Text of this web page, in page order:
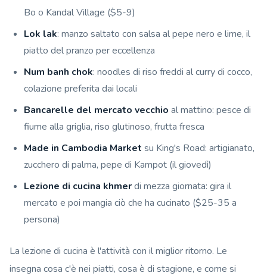
Bo o Kandal Village ($5-9)
Lok lak: manzo saltato con salsa al pepe nero e lime, il
piatto del pranzo per eccellenza
Num banh chok: noodles di riso freddi al curry di cocco,
colazione preferita dai locali
Bancarelle del mercato vecchio al mattino: pesce di
fiume alla griglia, riso glutinoso, frutta fresca
Made in Cambodia Market su King's Road: artigianato,
zucchero di palma, pepe di Kampot (il giovedì)
Lezione di cucina khmerdi mezza giornata: gira il
mercato e poi mangia ciò che ha cucinato ($25-35 a
persona)
La lezione di cucina è l'attività con il miglior ritorno. Le
insegna cosa c'è nei piatti, cosa è di stagione, e come si